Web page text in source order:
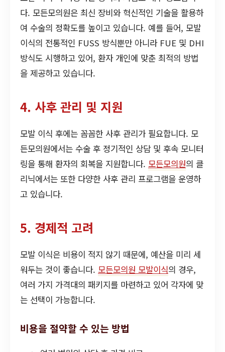
다. 모든모의원은 최신 장비와 혁신적인 기술을 활용하
여 수술의 정확도를 높이고 있습니다. 예를 들어, 모발
이식의 전통적인 FUSS 방식뿐만 아니라 FUE 및 DHI
방식도 시행하고 있어, 환자 개인에 맞춘 최적의 방법
을 제공하고 있습니다.
4. 사후 관리 및 지원
모발 이식 후에는 꼼꼼한 사후 관리가 필요합니다. 모
든모의원에서는 수술 후 정기적인 상담 및 후속 모니터
링을 통해 환자의 회복을 지원합니다. 모든모의원의 클
리닉에서는 또한 다양한 사후 관리 프로그램을 운영하
고 있습니다.
5. 경제적 고려
모발 이식은 비용이 적지 않기 때문에, 예산을 미리 세
워두는 것이 좋습니다. 모든모의원 모발이식의 경우,
여러 가지 가격대의 패키지를 마련하고 있어 각자에 맞
는 선택이 가능합니다.
비용을 절약할 수 있는 방법